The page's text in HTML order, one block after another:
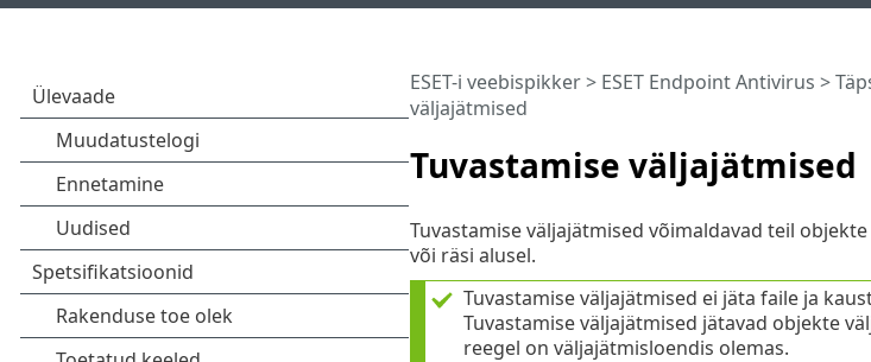
Tuvastamise väljajätmised
ESET-i veebispikker> ESET Endpoint Antivirus >
väljajätmised
Tuvastamise väljajätmised võimaldavad teil objekte
või räsi alusel.
Tuvastamise väljajätmised ei jäta faile ja
Tuvastamise väljajätmised jätavad objekte
reegel on väljajätmisloendis olemas.